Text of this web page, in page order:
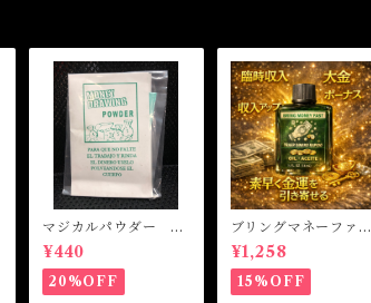
マジカルパウダー マ
ネードローイング M
agical Powder MO
NEY DRAWING
¥440
20%OFF
ブリングマネーファス
ト マジカルオイル・
魔女オイル BRING
MONEY FAST Magi
cal Oil
¥1,258
15%OFF